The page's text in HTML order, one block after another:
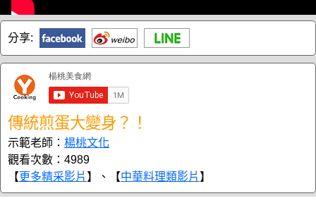
分享:
傳統煎蛋大變身？！
示範老師： 楊桃文化
觀看次數：4989
【更多精采影片 】、【中華料理類影片 】